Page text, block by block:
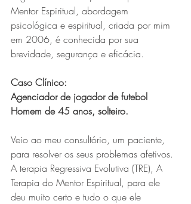
Mentor Espiritual, abordagem
psicológica e espiritual, criada por mim
em 2006, é conhecida por sua
brevidade, segurança e eficácia.
Caso Clínico:
Agenciador de jogador de futebol
Homem de 45 anos, solteiro.
Veio ao meu consultório, um paciente,
para resolver os seus problemas afetivos.
A terapia Regressiva Evolutiva (TRE), A
Terapia do Mentor Espiritual, para ele
deu muito certo e tudo o que ele